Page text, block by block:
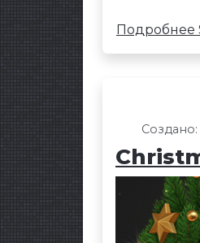
Подробнее
Создано: